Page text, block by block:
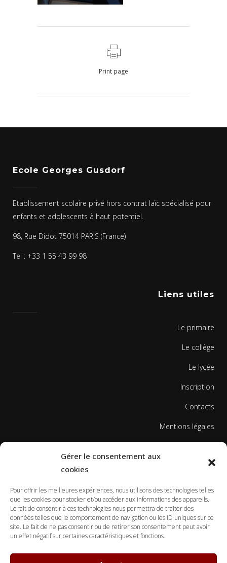
Gérer le consentement aux
cookies
Pour offrir les meilleures expériences, nous utilisons des technologies telles
que les cookies pour stocker et/ou accéder aux informations des appareils.
Le fait de consentir à ces technologies nous permettra de traiter des
données telles que le comportement de navigation ou les ID uniques sur ce
site. Le fait de ne pas consentir ou de retirer son consentement peut avoir
un effet négatif sur certaines caractéristiques et fonctions.
Print page
Ecole Georges Gusdorf
Etablissement scolaire privé hors contrat laïc spécialisé pour
enfants et adolescents à haut potentiel.
98, Rue Didot 75014 PARIS (France)
Tel : +33 1 55 43 99 98
Liens utiles
Le primaire
Le collège
Le lycée
Inscription
Contacts
Mentions légales
© Copyright Ecole Georges Gusdorf 2017